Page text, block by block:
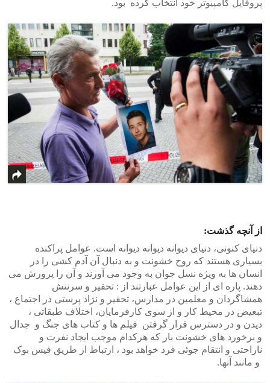
پروفایل کامپیوتر خود انتخاب کرده بود.
از آنچه گذشت:
دنیای کنونی، دنیای دیوانه دیوانه دیوانه است. عوامل پراکنده
بسیاری هستند که روح خشونت و به دنبال آن آدم کشی را در
انسان ها به ویژه نسل جوان به وجود می آورند و آن را پرورش می
دهند. پاره ای از این عوامل عبارتند از : تحقیر و سرننش
همشاگردان و معلمین در مدارس، تحقیر و نژاد پرستی در اجتماع ،
تبعیض در محیط کار و از سوی کارفرمایان، اختلاف طبقاتی ،
دیدن و در دسترس قرار گرفتن فیلم ها و کتاب های جنگ و جدال
و برخورد های خشونت بار که هرکدام موجب ایجاد نفرت و
ناراحتی و انتقام جوئی فرد خواهد بود ، ارتباط از طریق فیس بوک
و مانند آنها.